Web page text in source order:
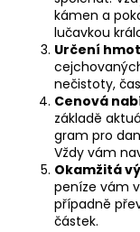
kámen a
lučavkou
Určení
nečistoty,
Cenová
základě
gram pro
Vždy vám
Okamžitá
peníze vám
případně
částek.